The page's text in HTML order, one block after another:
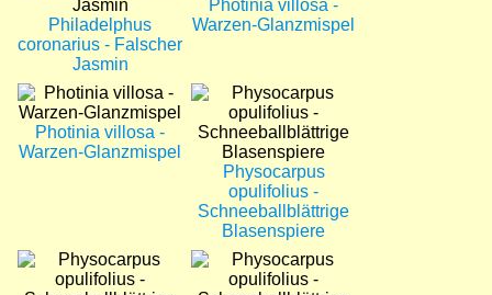
Philadelphus
coronarius - Falscher
Jasmin
Photinia villosa -
Warzen-Glanzmispel
Bild
Photinia villosa -
Warzen-Glanzmispel
Bild
Physocarpus
opulifolius -
Schneeballblättrige
Blasenspiere
Bild
Bild